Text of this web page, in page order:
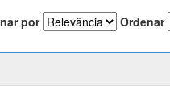
por Ordenar